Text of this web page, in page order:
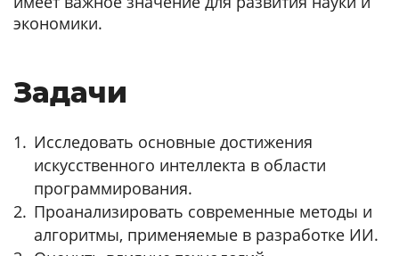
экономики.
Задачи
Исследовать основные достижения
искусственного интеллекта в области
программирования.
Проанализировать современные методы и
алгоритмы, применяемые в разработке ИИ.